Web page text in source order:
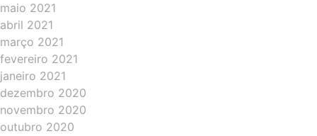
maio 2021
abril 2021
março 2021
fevereiro 2021
janeiro 2021
dezembro 2020
novembro 2020
outubro 2020